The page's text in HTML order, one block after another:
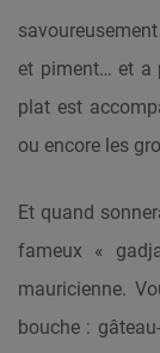
et piment… et a
plat est
ou encore les
Et quand
fameux «
mauricienne.
bouche :